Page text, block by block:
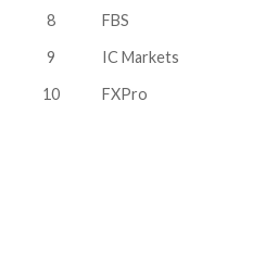
8
FBS
9
IC Markets
10
FXPro